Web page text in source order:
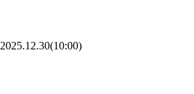
2025.12.30(10:00)